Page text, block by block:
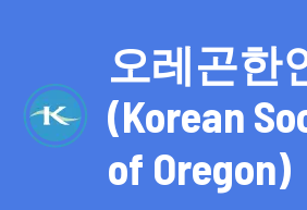
오레곤한
(Korean
of Oregon)
반세기의 세월을 품고 동